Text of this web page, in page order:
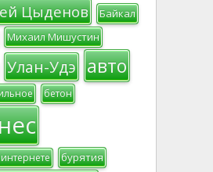
Цыденов Байкал
Михаил Мишустин
Улан-Удэ авто
бетон
бурятия